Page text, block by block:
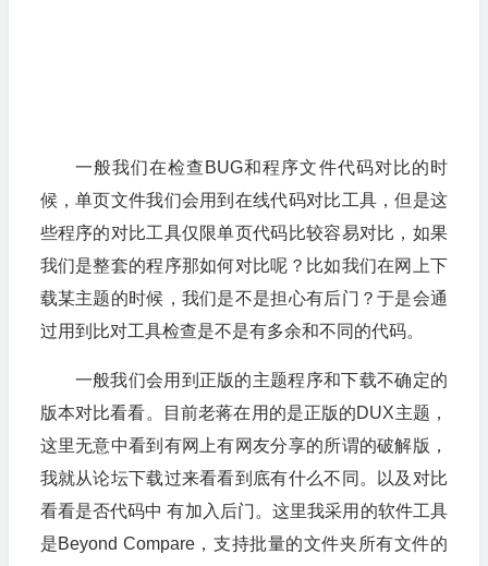
一般我们在检查BUG和程序文件代码对比的时
候，单页文件我们会用到在线代码对比工具，但是这
些程序的对比工具仅限单页代码比较容易对比，如果
我们是整套的程序那如何对比呢？比如我们在网上下
载某主题的时候，我们是不是担心有后门？于是会通
过用到比对工具检查是不是有多余和不同的代码。
一般我们会用到正版的主题程序和下载不确定的
版本对比看看。目前老蒋在用的是正版的DUX主题，
这里无意中看到有网上有网友分享的所谓的破解版，
我就从论坛下载过来看看到底有什么不同。以及对比
看看是否代码中 有加入后门。这里我采用的软件工具
是Beyond Compare，支持批量的文件夹所有文件的